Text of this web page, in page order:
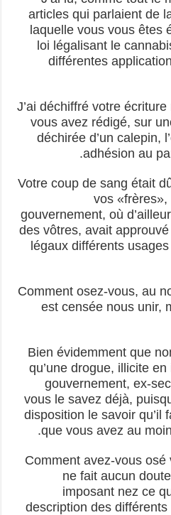
articles qui parlaient de
laquelle vous vous êtes
loi légalisant le
différentes
J’ai déchiffré votre
vous avez rédigé, sur
déchirée d’un calepin,
adhésion au
Votre coup de sang était
vos
gouvernement, où
des vôtres, avait
légaux différents
Comment osez-vous, au
est censée nous unir,
Bien évidemment que
qu’une drogue, illicite
gouvernement, ex-
vous le savez déjà,
disposition le savoir qu’il
que vous avez au
Comment avez-vous osé
ne fait aucun
imposant nez ce
description des